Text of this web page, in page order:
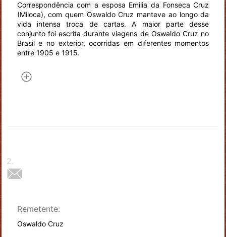
Correspondência com a esposa Emilia da Fonseca Cruz
(Miloca), com quem Oswaldo Cruz manteve ao longo da
vida intensa troca de cartas. A maior parte desse
conjunto foi escrita durante viagens de Oswaldo Cruz no
Brasil e no exterior, ocorridas em diferentes momentos
entre 1905 e 1915.
2 .
Remetente:
Oswaldo Cruz